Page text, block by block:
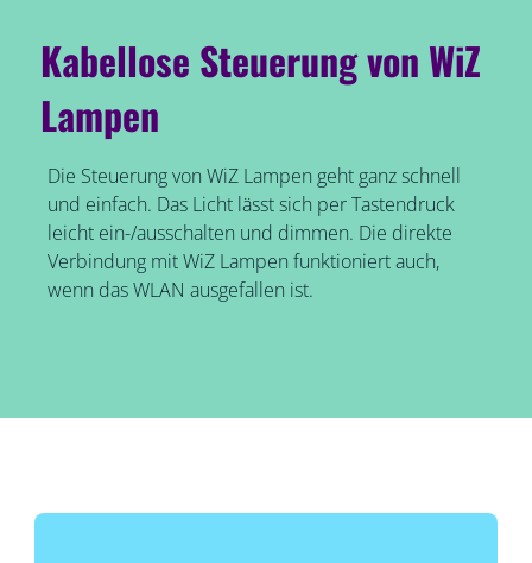
Kabellose Steuerung von WiZ
Lampen
Die Steuerung von WiZ Lampen geht ganz schnell
und einfach. Das Licht lässt sich per Tastendruck
leicht ein-/ausschalten und dimmen. Die direkte
Verbindung mit WiZ Lampen funktioniert auch,
wenn das WLAN ausgefallen ist.